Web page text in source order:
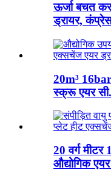
ऊर्जा बचत
ड्रायर,
20m³
स्क्रू एयर
20 वर्ग मीटर
औद्योगिक